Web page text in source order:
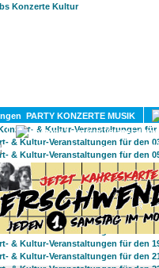
PARTY KONZERTE MUSIK